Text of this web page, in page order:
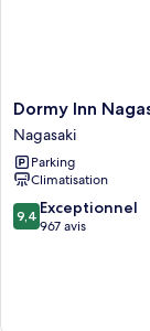
Dormy
Inn
Nagasakiekimae
Hot
Springs
Nagasaki
Dormy Inn
Nagasaki
Parking
Climatisation
9.4
sur
9,4 Exceptionnel
967 avis